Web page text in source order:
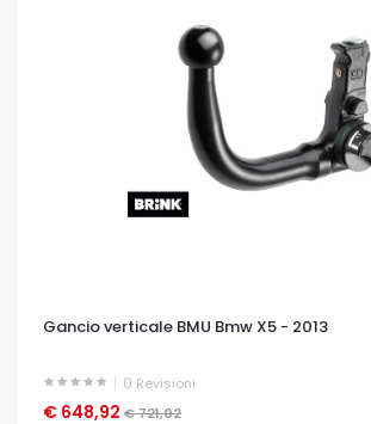
Gancio verticale BMU Bmw X5 - 2013
0 Revisioni
€ 648,92 € 721,02
OCCHIATA VELOCE